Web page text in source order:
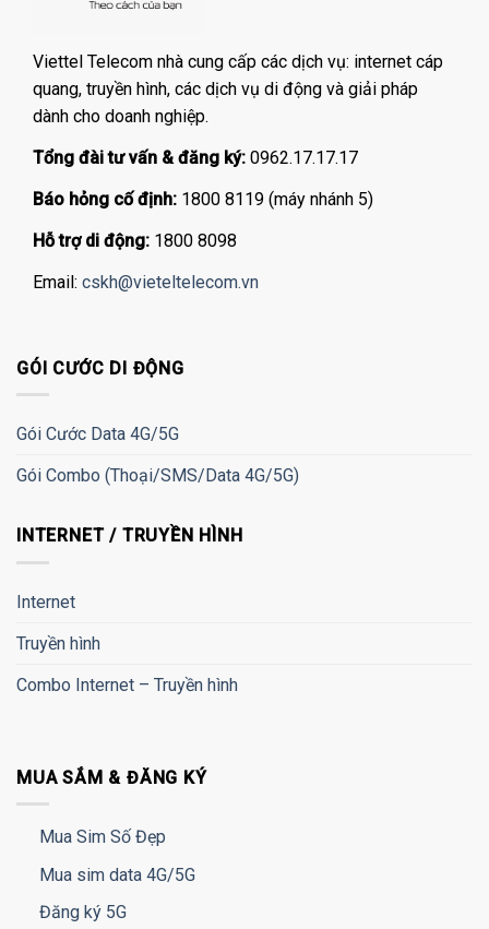
Viettel Telecom nhà cung cấp các dịch vụ: internet cáp
quang, truyền hình, các dịch vụ di động và giải pháp
dành cho doanh nghiệp.
Tổng đài tư vấn & đăng ký: 0962.17.17.17
Báo hỏng cố định: 1800 8119 (máy nhánh 5)
Hỗ trợ di động: 1800 8098
Email: cskh@vieteltelecom.vn
GÓI CƯỚC DI ĐỘNG
Gói Cước Data 4G/5G
Gói Combo (Thoại/SMS/Data 4G/5G)
INTERNET / TRUYỀN HÌNH
Internet
Truyền hình
Combo Internet – Truyền hình
MUA SẮM & ĐĂNG KÝ
Mua Sim Số Đẹp
Mua sim data 4G/5G
Đăng ký 5G